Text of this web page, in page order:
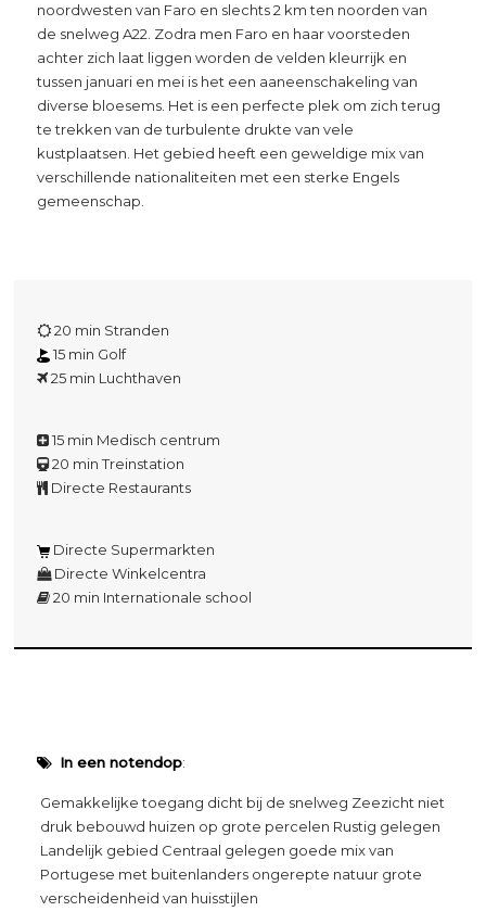
noordwesten van Faro en slechts 2 km ten noorden van
de snelweg A22. Zodra men Faro en haar voorsteden
achter zich laat liggen worden de velden kleurrijk en
tussen januari en mei is het een aaneenschakeling van
diverse bloesems. Het is een perfecte plek om zich terug
te trekken van de turbulente drukte van vele
kustplaatsen. Het gebied heeft een geweldige mix van
verschillende nationaliteiten met een sterke Engels
gemeenschap.
20 min Stranden
15 min Golf
25 min Luchthaven
15 min Medisch centrum
20 min Treinstation
Directe Restaurants
Directe Supermarkten
Directe Winkelcentra
20 min Internationale school
In een notendop:
Gemakkelijke toegang dicht bij de snelweg Zeezicht niet
druk bebouwd huizen op grote percelen Rustig gelegen
Landelijk gebied Centraal gelegen goede mix van
Portugese met buitenlanders ongerepte natuur grote
verscheidenheid van huisstijlen